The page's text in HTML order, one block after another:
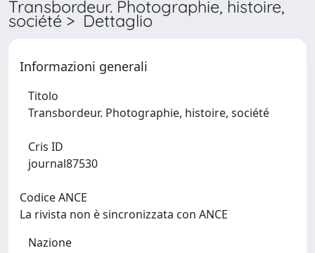
Transbordeur. Photographie, histoire,
société > Dettaglio
Informazioni generali
Titolo
Cris ID
Codice ANCE
La rivista non è sincronizzata con ANCE
Nazione